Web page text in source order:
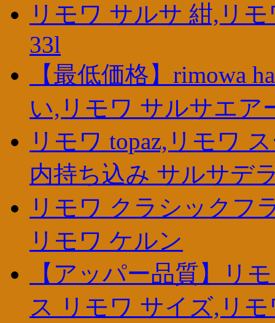
リモワ サルサ 紺,リ
33l
【最低価格】rimowa
い,リモワ サルサエア
リモワ topaz,リモワ
内持ち込み サルサデ
リモワ クラシックフ
リモワ ケルン
【アッパー品質】リ
ス リモワ サイズ,リ